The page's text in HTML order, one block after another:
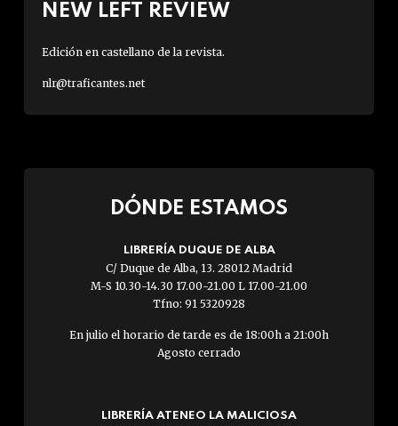
NEW LEFT REVIEW
Edición en castellano de la revista.
nlr@traficantes.net
DÓNDE ESTAMOS
LIBRERÍA DUQUE DE ALBA
C/ Duque de Alba, 13. 28012 Madrid
M-S 10.30-14.30 17.00-21.00 L 17.00-21.00
Tfno: 91 5320928
En julio el horario de tarde es de 18:00h a 21:00h
Agosto cerrado
LIBRERÍA ATENEO LA MALICIOSA